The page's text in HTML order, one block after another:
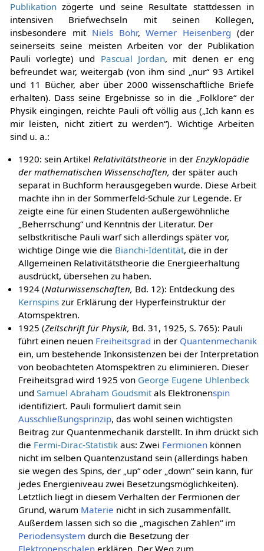
Publikationzögerte und seine Resultate stattdessen in
intensiven Briefwechseln mit seinen Kollegen,
insbesondere mit Niels Bohr,Werner Heisenberg (der
seinerseits seine meisten Arbeiten vor der Publikation
Pauli vorlegte) und Pascual Jordan, mit denen er eng
befreundet war, weitergab (von ihm sind „nur“ 93 Artikel
und 11 Bücher, aber über 2000 wissenschaftliche Briefe
erhalten). Dass seine Ergebnisse so in die „Folklore“ der
Physik eingingen, reichte Pauli oft völlig aus („Ich kann es
mir leisten, nicht zitiert zu werden“). Wichtige Arbeiten
sind u. a.:
1920: sein Artikel Relativitätstheorie in der Enzyklopädie
der mathematischen Wissenschaften, der später auch
separat in Buchform herausgegeben wurde. Diese Arbeit
machte ihn in der Sommerfeld-Schule zur Legende. Er
zeigte eine für einen Studenten außergewöhnliche
„Beherrschung“ und Kenntnis der Literatur. Der
selbstkritische Pauli warf sich allerdings später vor,
wichtige Dinge wie die Bianchi-Identität, die in der
Allgemeinen Relativitätstheorie die Energieerhaltung
ausdrückt, übersehen zu haben.
1924 (Naturwissenschaften, Bd. 12): Entdeckung des
Kernspins zur Erklärung der Hyperfeinstruktur der
Atomspektren.
1925 (Zeitschrift für Physik, Bd. 31, 1925, S. 765): Pauli
führt einen neuen Freiheitsgrad in der Quantenmechanik
ein, um bestehende Inkonsistenzen bei der Interpretation
von beobachteten Atomspektren zu eliminieren. Dieser
Freiheitsgrad wird 1925 von George Eugene Uhlenbeck
undSamuel Abraham Goudsmit als Elektronenspin
identifiziert. Pauli formuliert damit sein
Ausschließungsprinzip, das wohl seinen wichtigsten
Beitrag zur Quantenmechanik darstellt. In ihm drückt sich
die Fermi-Dirac-Statistik aus: Zwei Fermionen können
nicht im selben Quantenzustand sein (allerdings haben
sie wegen des Spins, der „up“ oder „down“ sein kann, für
jedes Energieniveau zwei Besetzungsmöglichkeiten).
Letztlich liegt in diesem Verhalten der Fermionen der
Grund, warum Materie nicht in sich zusammenfällt.
Außerdem lassen sich so die „magischen Zahlen“ im
Periodensystem durch die Besetzung der
Elektronenschalen erklären. Der Weg zum